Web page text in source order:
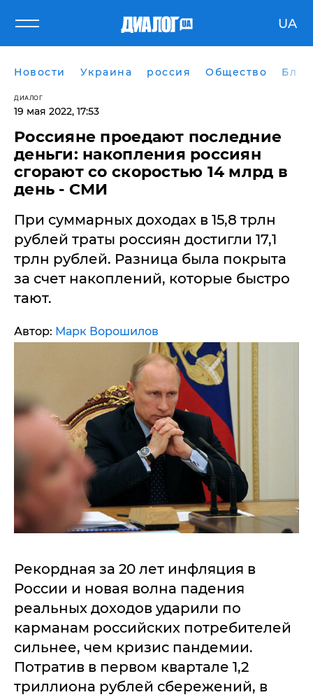
UA
Новости Украина россия Общество
ДИАЛОГ
19 мая 2022, 17:53
​Россияне проедают последние
деньги: накопления россиян
сгорают со скоростью 14 млрд в
день - СМИ
При суммарных доходах в 15,8 трлн
рублей траты россиян достигли 17,1
трлн рублей. Разница была покрыта
за счет накоплений, которые быстро
тают.
Автор: Марк Ворошилов
Рекордная за 20 лет инфляция в
России и новая волна падения
реальных доходов ударили по
карманам российских потребителей
сильнее, чем кризис пандемии.
Потратив в первом квартале 1,2
триллиона рублей сбережений, в